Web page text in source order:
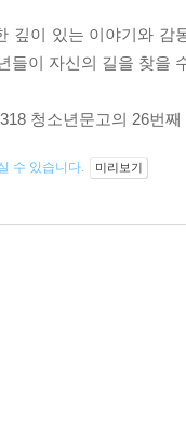
깊이 있는 이야기와
들이 자신의 길을 찾을
청소년문고의 26번
수 있습니다. 미리보기